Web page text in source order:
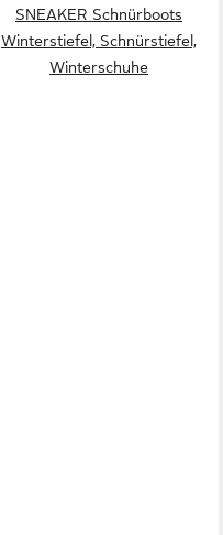
SNEAKER Schnürboots
Winterstiefel, Schnürstiefel,
Winterschuhe